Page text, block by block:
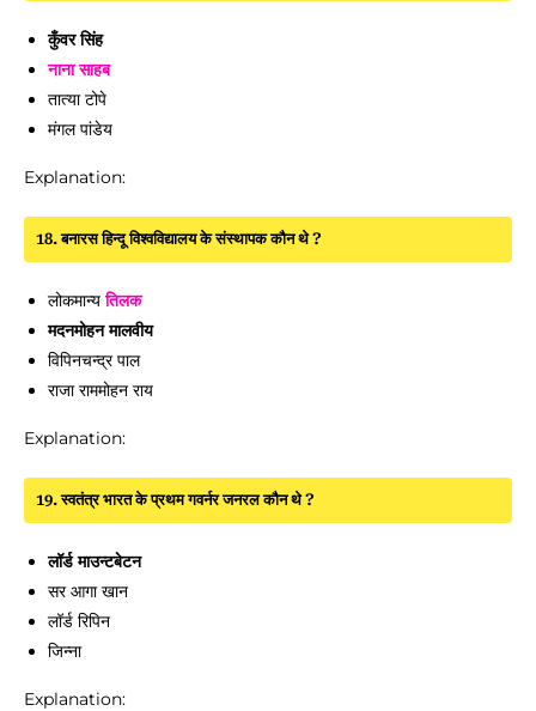
कुँवर सिंह
नाना साहब
तात्या टोपे
मंगल पांडेय
Explanation:
18. बनारस हिन्दू विश्वविद्यालय के संस्थापक कौन थे ?
लोकमान्यतिलक
मदनमोहन मालवीय
विपिनचन्द्र पाल
राजा राममोहन राय
Explanation:
19. स्वतंत्र भारत के प्रथम गवर्नर जनरल कौन थे ?
लॉर्ड माउन्टबेटन
सर आगा खान
लॉर्ड रिपिन
जिन्ना
Explanation: